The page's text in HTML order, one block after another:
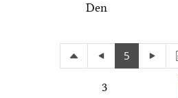
Den
5
3